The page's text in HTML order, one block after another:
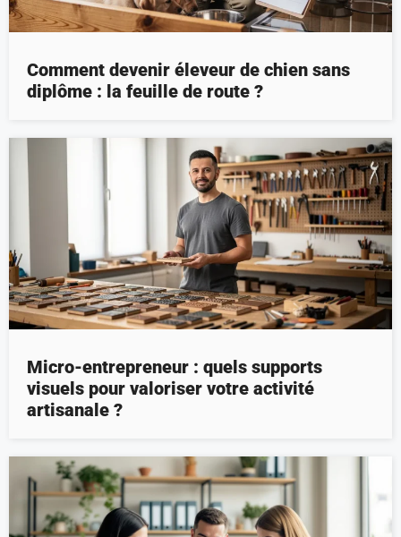
Comment devenir éleveur de chien sans
diplôme : la feuille de route ?
Micro-entrepreneur : quels supports
visuels pour valoriser votre activité
artisanale ?